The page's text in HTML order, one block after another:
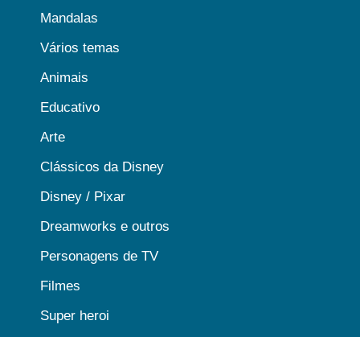
Mandalas
Vários temas
Animais
Educativo
Arte
Clássicos da Disney
Disney / Pixar
Dreamworks e outros
Personagens de TV
Filmes
Super heroi